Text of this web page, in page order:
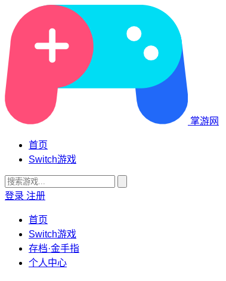
掌游网
首页
Switch游戏
登录 注册
首页
Switch游戏
存档·金手指
个人中心